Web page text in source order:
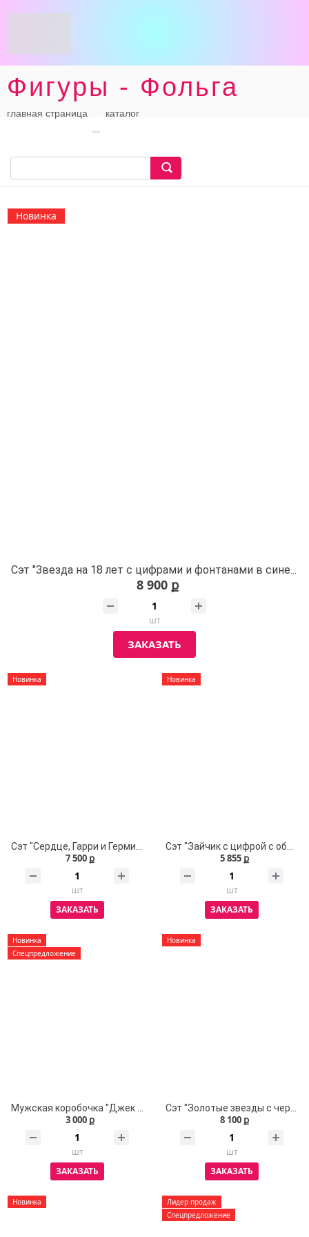
Фигуры - Фольга
главная страница каталог
Новинка
8 900 ք
шт
ЗАКАЗАТЬ
Новинка
Сэт "Сердце, Гарри и Гермиона"
7 500 ք
шт
ЗАКАЗАТЬ
Новинка
Сэт "Зайчик с цифрой с облачками!"
5 855 ք
шт
ЗАКАЗАТЬ
Новинка
Спецпредложение
3 000 ք
шт
ЗАКАЗАТЬ
Новинка
8 100 ք
шт
ЗАКАЗАТЬ
Новинка
Лидер продаж
Спецпредложение